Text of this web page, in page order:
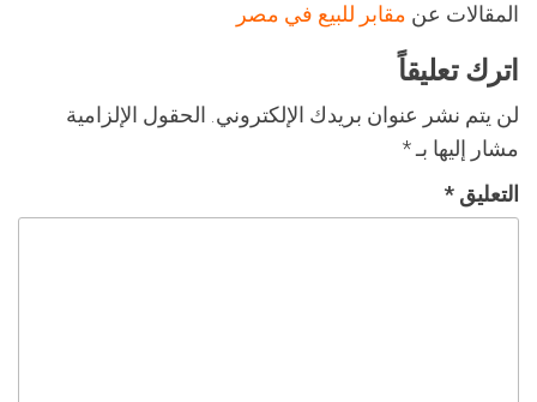
المقالات عن مقابر للبيع في مصر
اترك تعليقاً
لن يتم نشر عنوان بريدك الإلكتروني. الحقول الإلزامية
مشار إليها بـ*
التعليق *